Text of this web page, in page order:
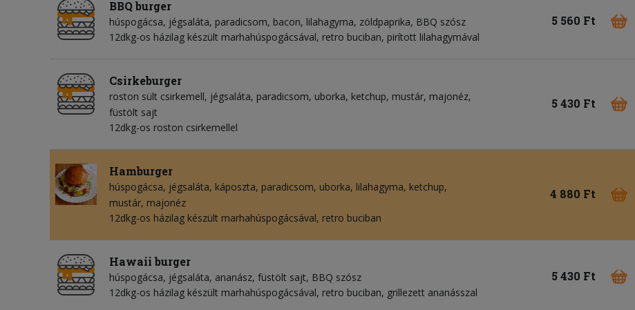
BBQ burger
húspogácsa jégsaláta paradicsom bacon lilahagyma zöldpaprika BBQ szósz
12dkg-os házilag készült marhahúspogácsával, retro buciban, pirított lilahagymával
5 560 Ft
Csirkeburger
roston sült csirkemell jégsaláta paradicsom uborka ketchup mustár majonéz
füstölt sajt
12dkg-os roston csirkemellel
5 430 Ft
Hamburger
húspogácsa jégsaláta káposzta paradicsom uborka lilahagyma ketchup
mustár majonéz
12dkg-os házilag készült marhahúspogácsával, retro buciban
4 880 Ft
Hawaii burger
húspogácsa jégsaláta ananász füstölt sajt BBQ szósz
12dkg-os házilag készült marhahúspogácsával, retro buciban, grillezett ananásszal
5 430 Ft